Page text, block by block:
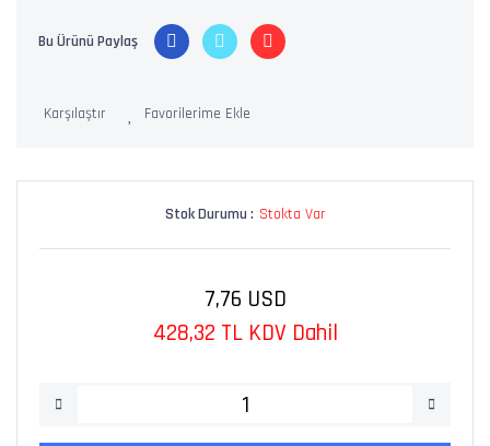
Bu Ürünü Paylaş
Karşılaştır
Stok Durumu : Stokta Var
7,76 USD
428,32 TL KDV Dahil